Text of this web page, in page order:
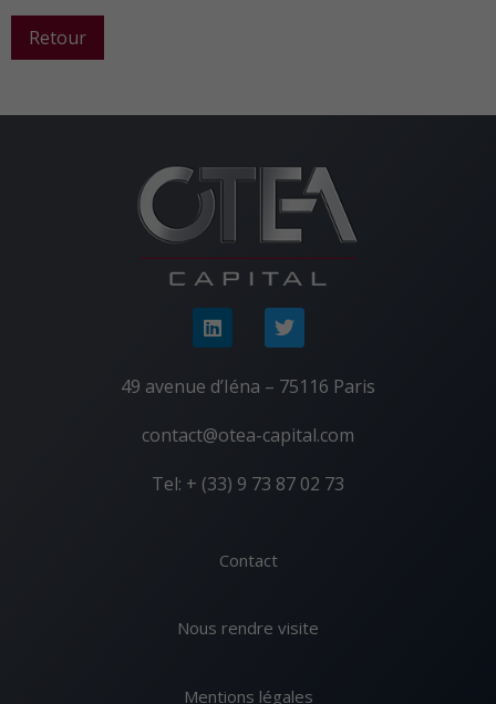
Retour
49 avenue d’Iéna – 75116 Paris
contact@otea-capital.com
Tel: + (33) 9 73 87 02 73
Contact
Nous rendre visite
Mentions légales